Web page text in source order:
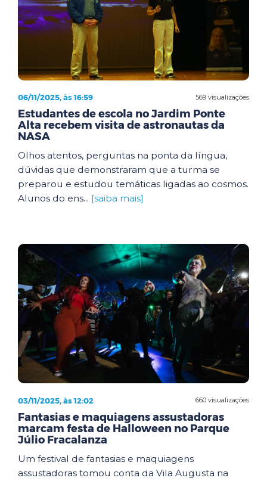
569 visualizações
06/11/2025, às 16:59
Estudantes de escola no Jardim Ponte
Alta recebem visita de astronautas da
NASA
Olhos atentos, perguntas na ponta da língua,
dúvidas que demonstraram que a turma se
preparou e estudou temáticas ligadas ao cosmos.
Alunos do ens... [saiba mais]
660 visualizações
03/11/2025, às 12:02
Fantasias e maquiagens assustadoras
marcam festa de Halloween no Parque
Júlio Fracalanza
Um festival de fantasias e maquiagens
assustadoras tomou conta da Vila Augusta na